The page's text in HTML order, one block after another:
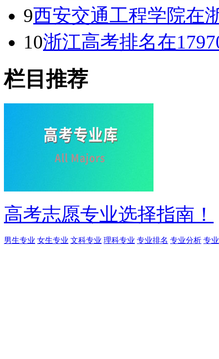
9西安交通工程学院在
10浙江高考排名在
栏目推荐
高考志愿专业选择指南！
男生专业 女生专业 文科专业 理科专业 专业排名 专业分析 专